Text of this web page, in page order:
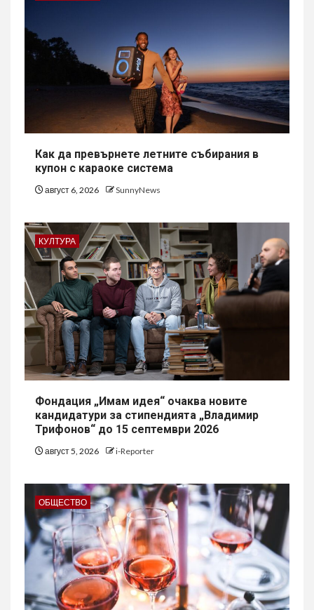
Как да превърнете летните събирания в
купон с караоке система
август 6, 2026 SunnyNews
КУЛТУРА
Фондация „Имам идея“ очаква новите
кандидатури за стипендията „Владимир
Трифонов“ до 15 септември 2026
август 5, 2026 i-Reporter
ОБЩЕСТВО